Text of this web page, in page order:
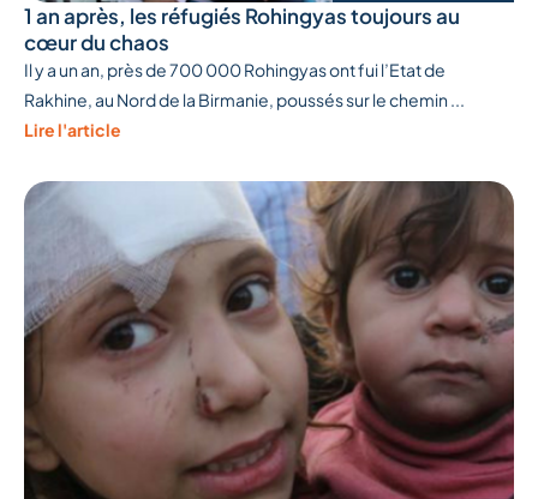
1 an après, les réfugiés Rohingyas toujours au
cœur du chaos
Il y a un an, près de 700 000 Rohingyas ont fui l’Etat de
Rakhine, au Nord de la Birmanie, poussés sur le chemin ...
Lire l'article